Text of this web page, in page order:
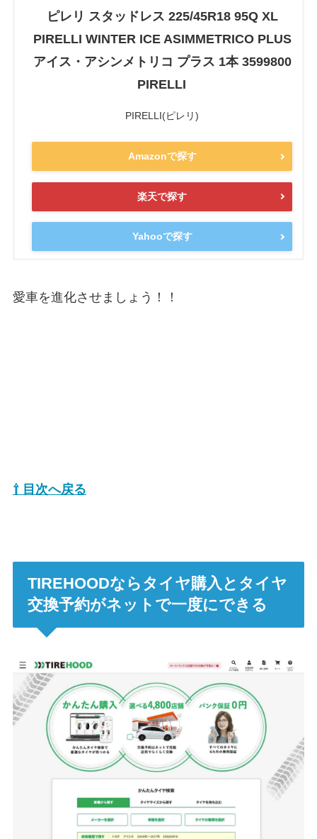
ピレリ スタッドレス 225/45R18 95Q XL
PIRELLI WINTER ICE ASIMMETRICO PLUS
アイス・アシンメトリコ プラス 1本 3599800
PIRELLI
PIRELLI(ピレリ)
Amazonで探す
楽天で探す
Yahooで探す
愛車を進化させましょう！！
⇧ 目次へ戻る
TIREHOODならタイヤ購入とタイヤ
交換予約がネットで一度にできる